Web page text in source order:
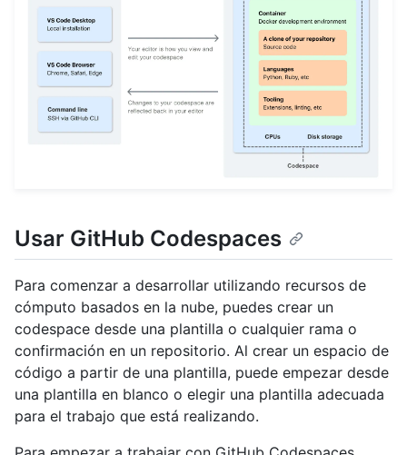
Usar GitHub Codespaces
Para comenzar a desarrollar utilizando recursos de
cómputo basados en la nube, puedes crear un
codespace desde una plantilla o cualquier rama o
confirmación en un repositorio. Al crear un espacio de
código a partir de una plantilla, puede empezar desde
una plantilla en blanco o elegir una plantilla adecuada
para el trabajo que está realizando.